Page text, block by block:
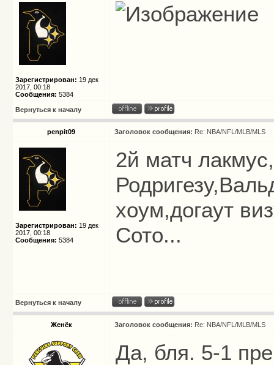
Зарегистрирован: 19 дек
2017, 00:18
Сообщения: 5384
Вернуться к началу
penpit09 Заголовок сообщения: Re: NBA/NFL/MLB/MLS
Зарегистрирован: 19 дек
2017, 00:18
Сообщения: 5384
2й матч
хоум,догаут
Сото...
Вернуться к началу
Женёк Заголовок сообщения: Re: NBA/NFL/MLB/MLS
Да, бля. 5-1